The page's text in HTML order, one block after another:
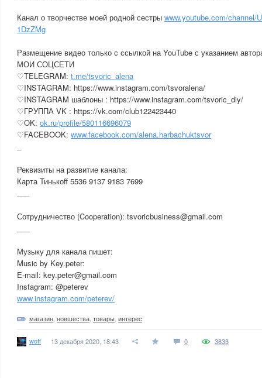
Канал о творчестве моей родной сестры www.youtube.com/channel/
1DzZMg
Размещение видео только с ссылкой на YouTube с указанием
МОИ СОЦСЕТИ
♡TELEGRAM: t.me/tsvoric_alena
♡INSTAGRAM: https://www.instagram.com/tsvoralena/
♡INSTAGRAM шаблоны : https://www.instagram.com/tsvoric_diy/
♡ГРУППА VK : https://vk.com/club122423440
♡OK: ok.ru/profile/580116696079
♡FACEBOOK: www.facebook.com/alena.harbachuktsvor
Реквизиты на развитие канала:
Карта Тинькоff 5536 9137 9183 7699
Сотрудничество (Cooperation): tsvoricbusiness@gmail.com
Музыку для канала пишет:
Music by Key.peter:
E-mail: key.peter@gmail.com
Instagram: @peterev
www.instagram.com/peterev/
магазин новшества товары интерес
woff 13 декабря 2020, 18:43 0 3833